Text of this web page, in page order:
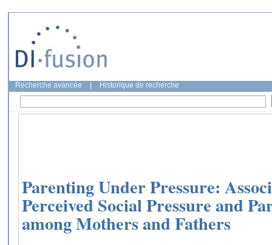
Recherche avancée Historique de recherche
Parenting Under Pressure:
Perceived Social Pressure and
among Mothers and Fathers